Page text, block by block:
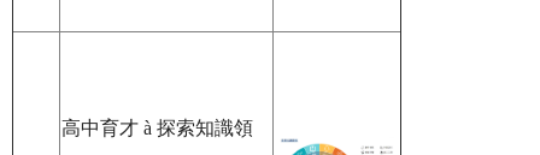
高中育才 à 探索知識領